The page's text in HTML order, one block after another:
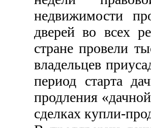
недвижимости
дверей во всех
стране провели
владельцев
период старта
продления
сделках купли-